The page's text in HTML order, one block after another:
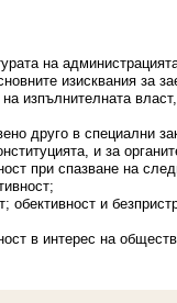
на
изисквания за
изпълнителната
друго в специални
и за
при спазване на
и
в интерес на